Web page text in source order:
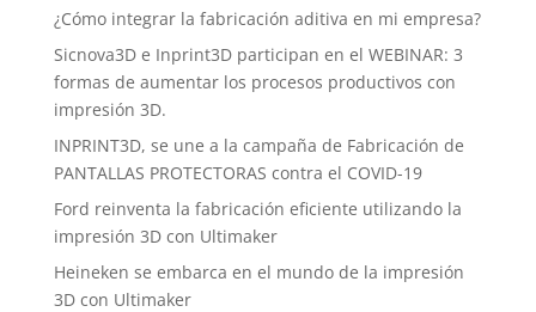
¿Cómo integrar la fabricación aditiva en mi empresa?
Sicnova3D e Inprint3D participan en el WEBINAR: 3
formas de aumentar los procesos productivos con
impresión 3D.
INPRINT3D, se une a la campaña de Fabricación de
PANTALLAS PROTECTORAS contra el COVID-19
Ford reinventa la fabricación eficiente utilizando la
impresión 3D con Ultimaker
Heineken se embarca en el mundo de la impresión
3D con Ultimaker